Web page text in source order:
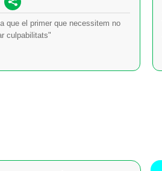
que el primer que necessitem no
culpabilitats"